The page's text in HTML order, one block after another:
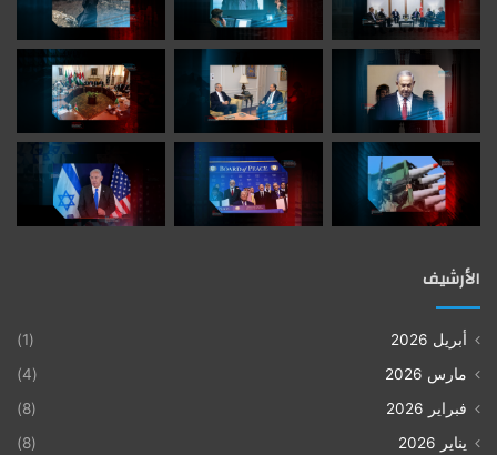
الأرشيف
أبريل 2026
(1)
مارس 2026
(4)
فبراير 2026
(8)
يناير 2026
(8)